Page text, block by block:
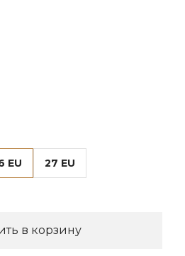
EU 27 EU
в корзину